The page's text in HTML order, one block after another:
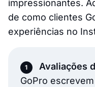
impressionantes.
de como clientes
experiências no
Avaliações
GoPro